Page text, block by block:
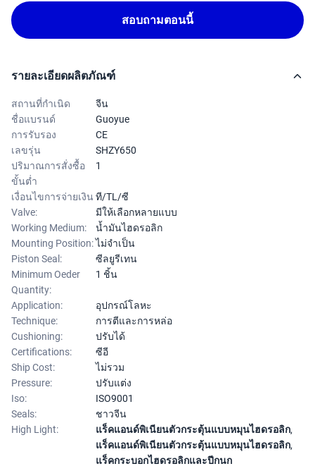
สอบถามตอนนี้
รายละเอียดผลิตภัณฑ์
สถานที่กำเนิด
จีน
ชื่อแบรนด์
Guoyue
การรับรอง
CE
เลขรุ่น
SHZY650
ปริมาณการสั่งซื้อ
ขั้นต่ำ
1
เงื่อนไขการจ่ายเงิน ที/TL/ซี
Valve:
มีให้เลือกหลายแบบ
Working Medium:
น้ำมันไฮดรอลิก
Mounting Position:ไม่จำเป็น
Piston Seal:
ซีลยูรีเทน
Minimum Oeder
Quantity:
1 ชิ้น
Application:
อุปกรณ์โลหะ
Technique:
การตีและการหล่อ
Cushioning:
ปรับได้
Certifications:
ซีอี
Ship Cost:
ไม่รวม
Pressure:
ปรับแต่ง
Iso:
ISO9001
Seals:
ชาวจีน
High Light:
แร็คแอนด์พิเนียนตัวกระตุ้นแบบหมุนไฮดรอลิก,
แร็คแอนด์พิเนียนตัวกระตุ้นแบบหมุนไฮดรอลิก,
แร็คกระบอกไฮดรอลิกและปีกนก